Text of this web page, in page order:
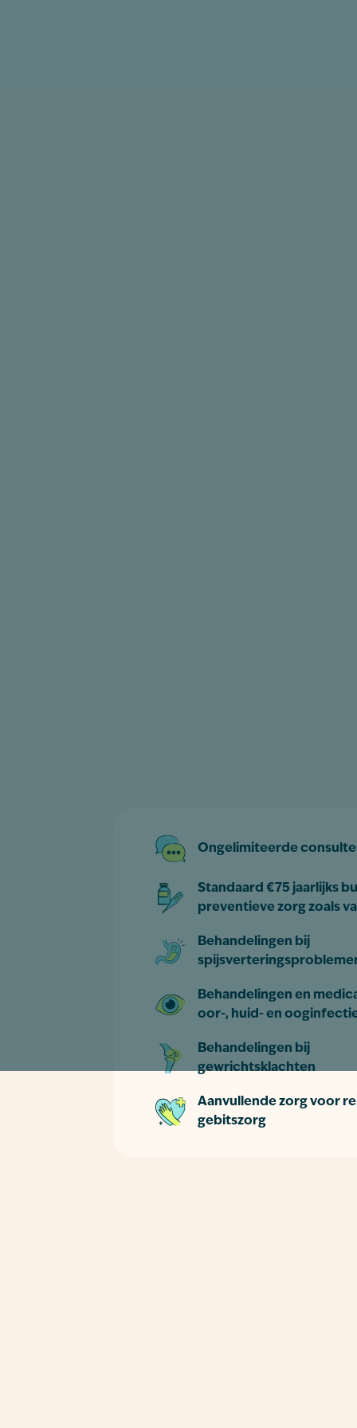
Ongelimiteerde
Standaard €75 jaarlijks
preventieve zorg zoals
Behandelingen bij
Behandelingen en
oor-, huid- en
Behandelingen bij
gewrichtsklachten
Aanvullende zorg voor
gebitszorg